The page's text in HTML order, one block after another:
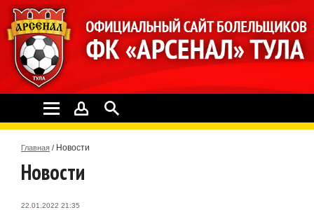
Главная / Новости
Новости
22.01.2022 21:35